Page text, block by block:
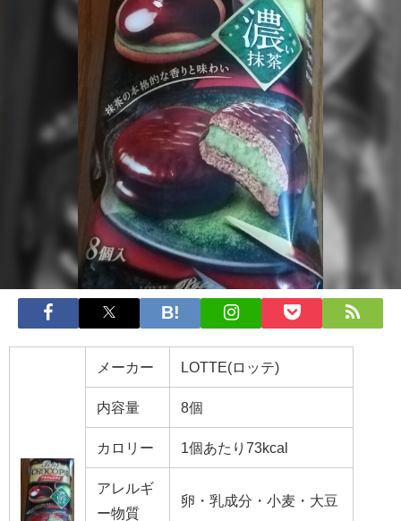
メーカー LOTTE(ロッテ)
内容量 8個
カロリー 1個あたり73kcal
アレルギ
ー物質
卵・乳成分・小麦・大豆